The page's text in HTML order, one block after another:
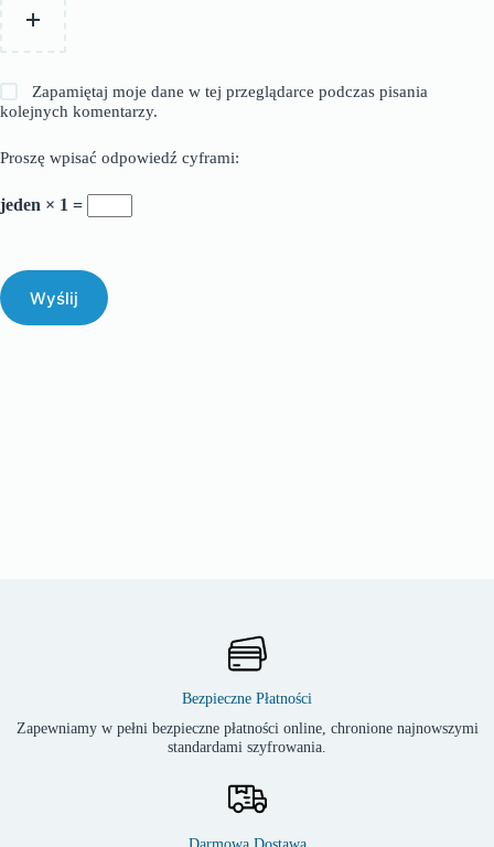
Zapamiętaj moje dane w tej przeglądarce podczas pisania
kolejnych komentarzy.
Proszę wpisać odpowiedź cyframi:
jeden × 1 =
Wyślij
Bezpieczne Płatności
Zapewniamy w pełni bezpieczne płatności online, chronione najnowszymi
standardami szyfrowania.